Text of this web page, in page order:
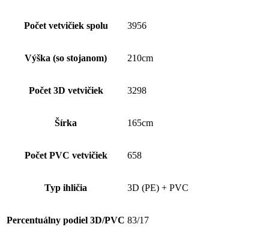
Počet vetvičiek spolu 3956
Výška (so stojanom) 210cm
Počet 3D vetvičiek 3298
Šírka 165cm
Počet PVC vetvičiek 658
Typ ihličia 3D (PE) + PVC
Percentuálny podiel 3D/PVC 83/17